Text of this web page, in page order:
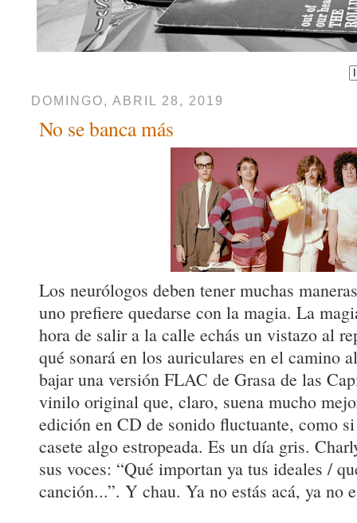
DOMINGO, ABRIL 28, 2019
No se banca más
Los neurólogos deben tener muchas
uno prefiere quedarse con la magia. La
hora de salir a la calle echás un vistazo al
qué sonará en los auriculares en el camino
bajar una versión FLAC de Grasa de las
vinilo original que, claro, suena mucho
edición en CD de sonido fluctuante, como
casete algo estropeada. Es un día gris.
sus voces: “Qué importan ya tus ideales /
canción...”. Y chau. Ya no estás acá, ya no